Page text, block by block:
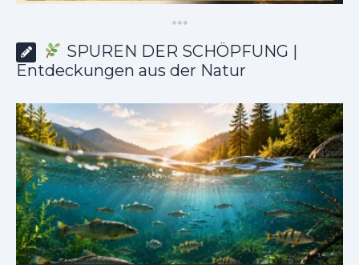
***
SPUREN DER SCHÖPFUNG |
Entdeckungen aus der Natur